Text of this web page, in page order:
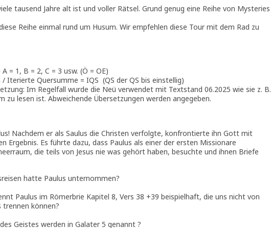
tausend Jahre alt ist und voller Rätsel. Grund genug eine Reihe von Mysteries
Reihe einmal rund um Husum. Wir empfehlen diese Tour mit dem Rad zu
= 1, B = 2, C = 3 usw. (Ö = OE)
/ Iterierte Quersumme = IQS (QS der QS bis einstellig)
Im Regelfall wurde die Neü verwendet mit Textstand 06.2025 wie sie z. B.
zu lesen ist. Abweichende Übersetzungen werden angegeben.
Nachdem er als Saulus die Christen verfolgte, konfrontierte ihn Gott mit
Ergebnis. Es führte dazu, dass Paulus als einer der ersten Missionare
die teils von Jesus nie was gehört haben, besuchte und ihnen Briefe
hatte Paulus unternommen?
Paulus im Römerbrie Kapitel 8, Vers 38 +39 beispielhaft, die uns nicht von
trennen können?
Geistes werden in Galater 5 genannt ?